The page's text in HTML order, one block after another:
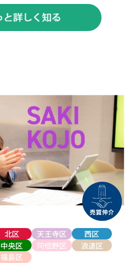
北区 天王寺区
西区
中央区
阿倍野区
浪速区
福島区